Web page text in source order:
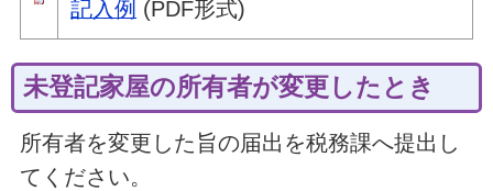
記入例 (PDF形式)
未登記家屋の所有者が変更したとき
所有者を変更した旨の届出を税務課へ提出し
てください。